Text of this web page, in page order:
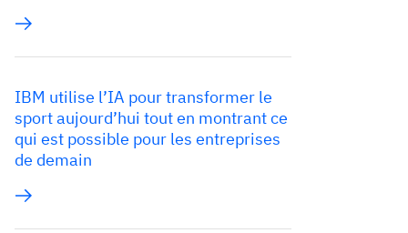
IBM utilise l’IA pour transformer le
sport aujourd’hui tout en montrant ce
qui est possible pour les entreprises
de demain